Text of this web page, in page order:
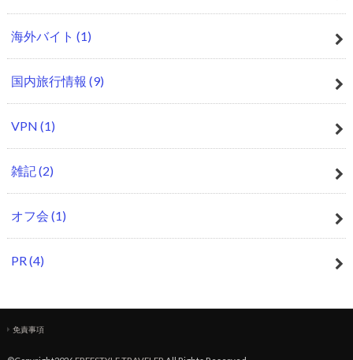
海外バイト (1)
国内旅行情報 (9)
VPN (1)
雑記(2)
オフ会 (1)
PR(4)
免責事項